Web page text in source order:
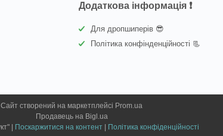
Додаткова інформація ❗
Для дропшиперів 😎
Політика конфінденційності 📃
Сайт створений на маркетплейсі Prom.ua
Продавець на Bigl.ua
Поскаржитися на контент Політика конфіденційності